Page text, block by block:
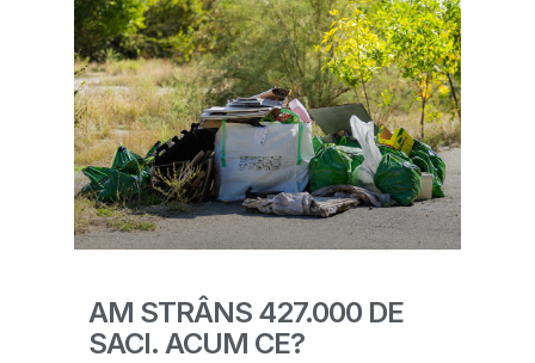
AM STRÂNS 427.000 DE
SACI. ACUM CE?